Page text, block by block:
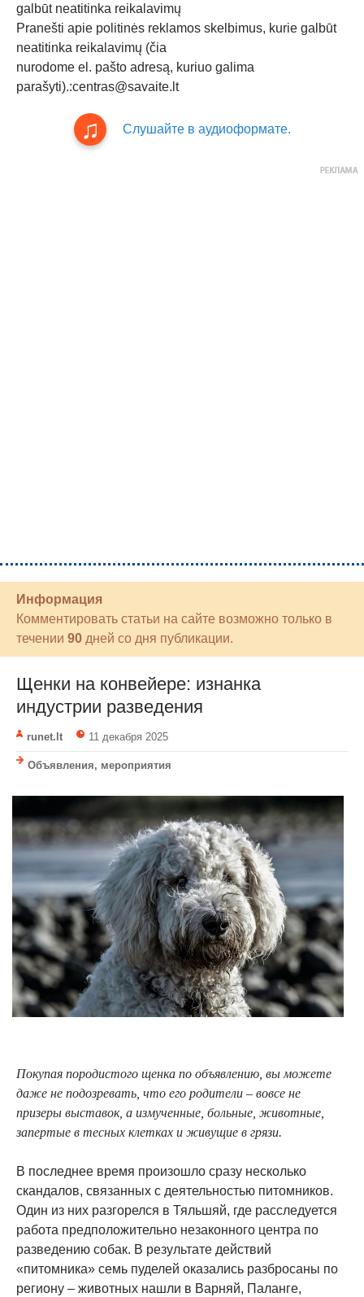
galbūt neatitinka reikalavimų
Pranešti apie politinės reklamos skelbimus, kurie galbūt
neatitinka reikalavimų (čia
nurodome el. pašto adresą, kuriuo galima
parašyti).:centras@savaite.lt
Слушайте в аудиоформате.
Информация
Комментировать статьи на сайте возможно только в
течении 90 дней со дня публикации.
Щенки на конвейере: изнанка
индустрии разведения
runet.lt 11 декабря 2025
Объявления, мероприятия
Покупая породистого щенка по объявлению, вы можете
даже не подозревать, что его родители – вовсе не
призеры выставок, а измученные, больные, животные,
запертые в тесных клетках и живущие в грязи.
В последнее время произошло сразу несколько
скандалов, связанных с деятельностью питомников.
Один из них разгорелся в Тяльшяй, где расследуется
работа предположительно незаконного центра по
разведению собак. В результате действий
«питомника» семь пуделей оказались разбросаны по
региону – животных нашли в Варняй, Паланге,